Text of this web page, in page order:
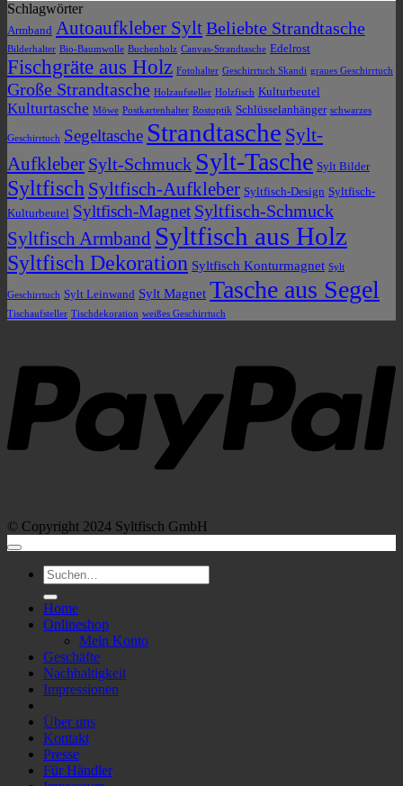
Schlagwörter
Armband Autoaufkleber SyltBeliebte Strandtasche
Bilderhalter Bio-Baumwolle Buchenholz Canvas-Strandtasche Edelrost
Fischgräte aus Holz Fotohalter Geschirrtuch Skandi graues Geschirrtuch
Große Strandtasche Holzaufsteller Holzfisch Kulturbeutel
Kulturtasche Möwe Postkartenhalter Rostoptik Schlüsselanhänger schwarzes
Geschirrtuch Segeltasche Strandtasche Sylt-
Aufkleber Sylt-Schmuck Sylt-Tasche Sylt Bilder
Syltfisch Syltfisch-Aufkleber Syltfisch-Design Syltfisch-
Kulturbeutel Syltfisch-Magnet Syltfisch-Schmuck
Syltfisch Armband Syltfisch aus Holz
Syltfisch Dekoration Syltfisch Konturmagnet Sylt
Geschirrtuch Sylt Leinwand Sylt Magnet Tasche aus Segel
Tischaufsteller Tischdekoration weißes Geschirrtuch
© Copyright 2024 Syltfisch GmbH
Suchen
nach:
Home
Onlineshop
Mein Konto
Geschäfte
Nachhaltigkeit
Impressionen
Über uns
Kontakt
Presse
Für Händler